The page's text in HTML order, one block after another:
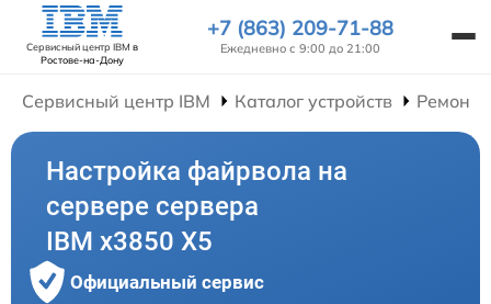
Сервисный центр IBM в
Ростове-на-Дону
+7 (863) 209-71-88
Ежедневно с 9:00 до 21:00
Сервисный центр IBM Каталог устройств Ремонт
Настройка файрвола на
сервере сервера
IBM x3850 X5
Официальный сервис